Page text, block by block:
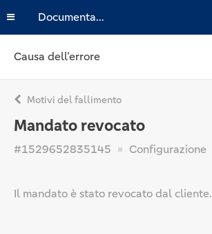
Documentazione
Causa dell’errore
Motivi del fallimento
Mandato revocato
#1529652835145 Configurazione
Il mandato è stato revocato dal cliente.